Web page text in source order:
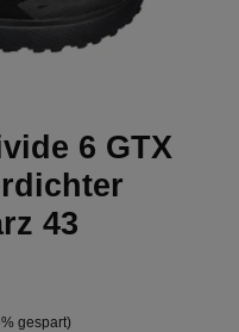
6 GTX
43
gespart)